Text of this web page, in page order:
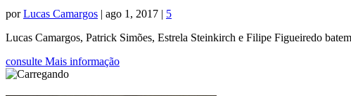
porLucas Camargos | ago 1, 2017 | 5
Lucas Camargos, Patrick Simões, Estrela Steinkirch e Filipe Figueiredo
consulte Mais informação